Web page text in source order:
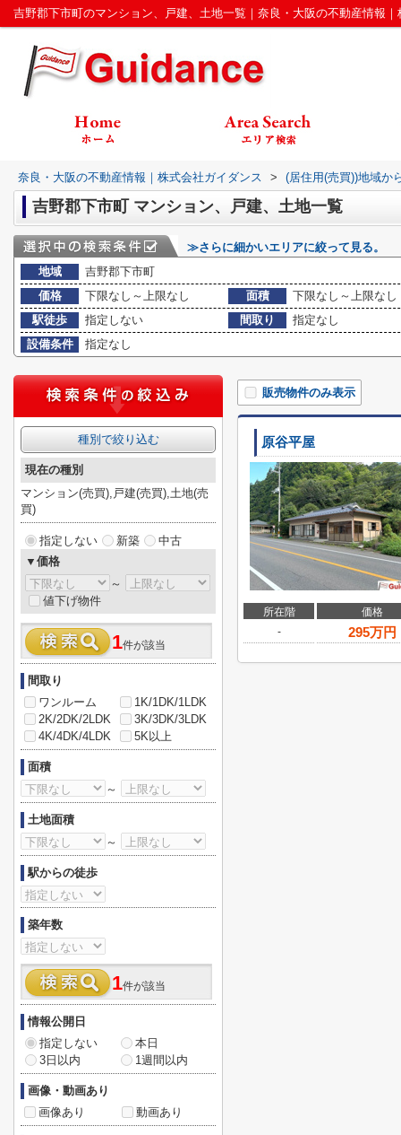
吉野郡下市町のマンション、戸建、土地一覧｜奈良・大阪の不動産情報
奈良・大阪の不動産情報｜株式会社ガイダンス > (居住用(売買))地域か
吉野郡下市町 マンション、戸建、土地一覧
≫さらに細かいエリアに絞って見る。
地域
吉野郡下市町
価格
下限なし～上限なし 面積
下限なし～上限なし
駅徒歩
指定しない 間取り
指定なし
設備条件
指定なし
販売物件のみ表示
原谷平屋
所在階
価格
-
295万円
種別で絞り込む
現在の種別
マンション(売買),戸建(売買),土地(売
買)
指定しない 新築
中古
▼価格
～
値下げ物件
1件が該当
間取り
ワンルーム
1K/1DK/1LDK
2K/2DK/2LDK
3K/3DK/3LDK
4K/4DK/4LDK
5K以上
面積
～
土地面積
～
駅からの徒歩
築年数
1件が該当
情報公開日
指定しない
本日
3日以内
1週間以内
画像・動画あり
画像あり
動画あり